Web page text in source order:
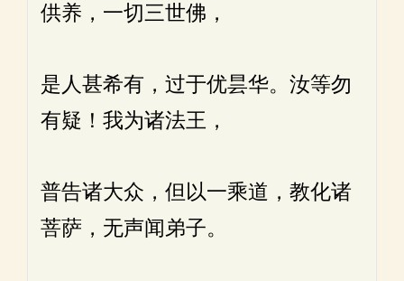
供养，一切三世佛，
是人甚希有，过于优昙华。汝等勿
有疑！我为诸法王，
普告诸大众，但以一乘道，教化诸
菩萨，无声闻弟子。